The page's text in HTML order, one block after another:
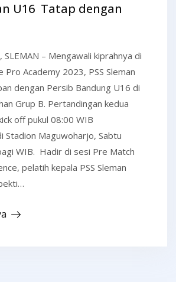
U16 Tatap dengan
SLEMAN – Mengawali kiprahnya di
Pro Academy 2023, PSS Sleman
dengan Persib Bandung U16 di
Grup B. Pertandingan kedua
off pukul 08:00 WIB
Stadion Maguwoharjo, Sabtu
WIB. Hadir di sesi Pre Match
pelatih kepala PSS Sleman